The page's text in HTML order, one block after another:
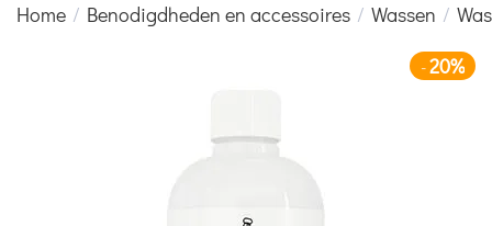
Home / Benodigdheden en accessoires / Wassen /
-20%